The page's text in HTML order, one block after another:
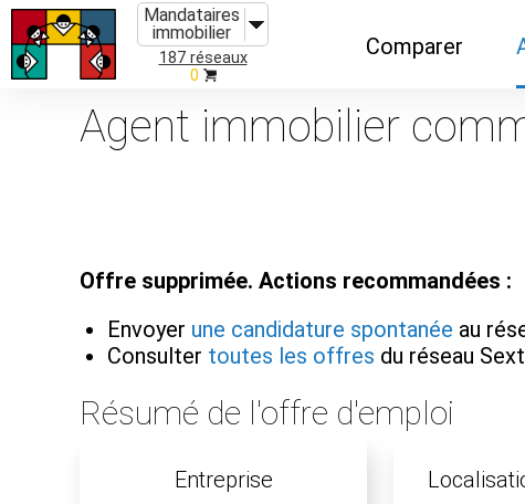
Mandataires
immobilier
187 réseaux
0
Comparer
Organismes de
Agent immobilier
Offre supprimée. Actions recommandées :
Envoyer une candidature spontanée au
Consulter toutes les offres du réseau
Résumé de l'offre d'emploi
Entreprise